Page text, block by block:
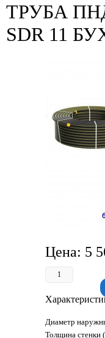
ТРУБА
SDR 11
Цена: 5
Диаметр
Толщина стенки